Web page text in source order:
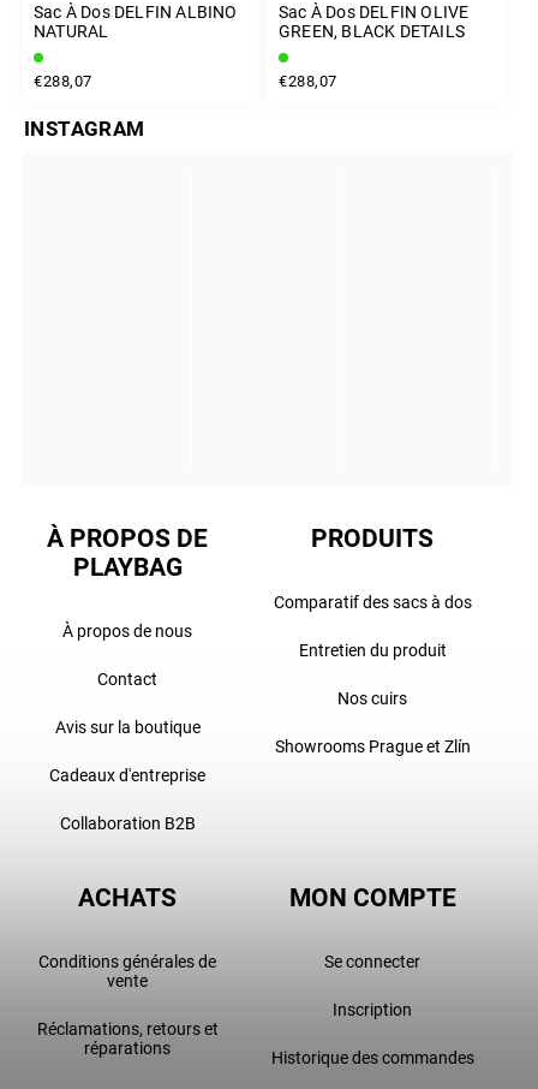
Sac À Dos DELFIN ALBINO
NATURAL
€288,07
Sac À Dos DELFIN OLIVE
GREEN, BLACK DETAILS
€288,07
INSTAGRAM
À PROPOS DE
PLAYBAG
À propos de nous
Contact
Avis sur la boutique
Cadeaux d'entreprise
Collaboration B2B
PRODUITS
Comparatif des sacs à dos
Entretien du produit
Nos cuirs
Showrooms Prague et Zlín
ACHATS
Conditions générales de
vente
Réclamations, retours et
réparations
MON COMPTE
Se connecter
Inscription
Historique des commandes